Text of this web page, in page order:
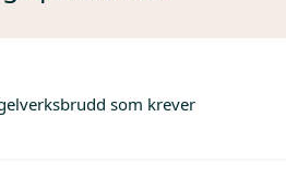
som krever